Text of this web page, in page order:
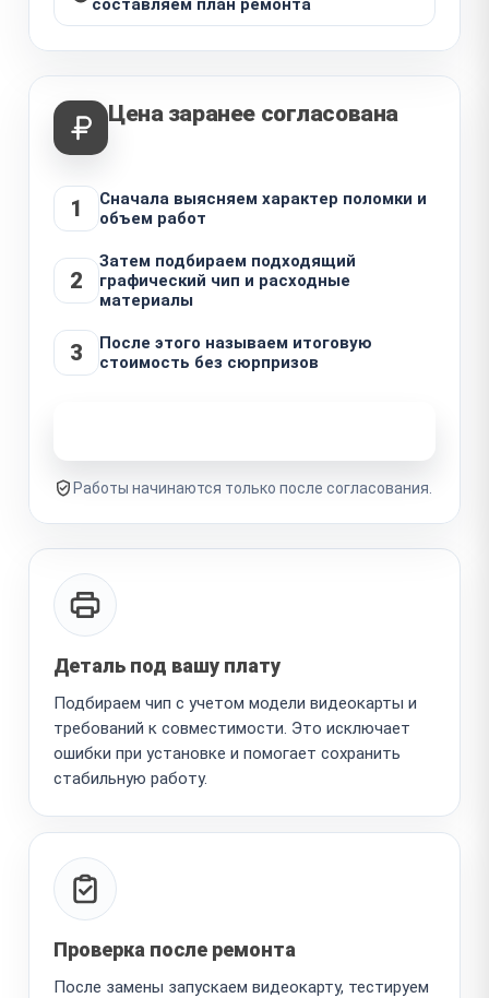
Цена заранее согласована
1
Сначала выясняем характер поломки и
объем работ
2
Затем подбираем подходящий
графический чип и расходные
материалы
3
После этого называем итоговую
стоимость без сюрпризов
Работы начинаются только после согласования.
Деталь под вашу плату
Подбираем чип с учетом модели видеокарты и
требований к совместимости. Это исключает
ошибки при установке и помогает сохранить
стабильную работу.
Проверка после ремонта
После замены запускаем видеокарту, тестируем